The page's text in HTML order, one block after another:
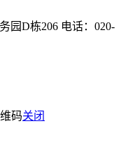
园D栋206 电话：020-
码关闭